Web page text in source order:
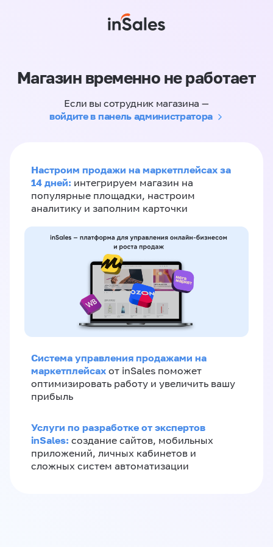
Магазин временно не работает
Если вы сотрудник магазина —
войдите в панель администратора
Настроим продажи на маркетплейсах за
14 дней: интегрируем магазин на
популярные площадки, настроим
аналитику и заполним карточки
Система управления продажами на
маркетплейсах от inSales поможет
оптимизировать работу и увеличить вашу
прибыль
Услуги по разработке от экспертов
inSales: создание сайтов, мобильных
приложений, личных кабинетов и
сложных систем автоматизации